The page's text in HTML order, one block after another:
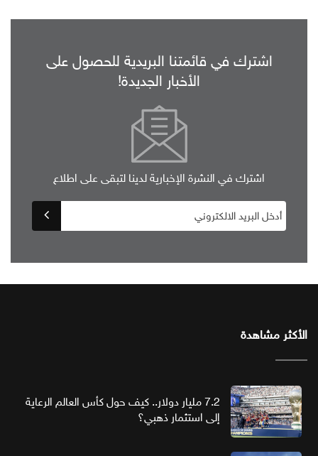
اشترك في قائمتنا البريدية للحصول على
الأخبار الجديدة!
اشترك في النشرة الإخبارية لدينا لتبقى على اطلاع
الأكثر مشاهدة
7.2 مليار دولار.. كيف حول كأس العالم الرعاية
إلى استثمار ذهبي؟